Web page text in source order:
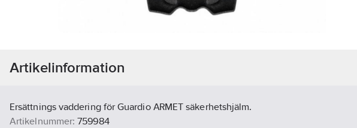
Artikelinformation
Ersättnings vaddering för Guardio ARMET säkerhetshjälm.
Artikelnummer: 759984